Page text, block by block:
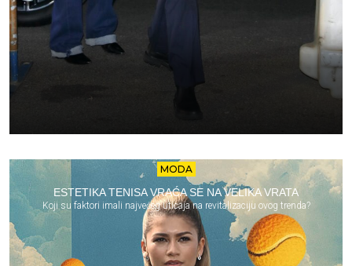
MODA
ESTETIKA TENISA VRAĆA SE NA VELIKA VRATA
Koji su faktori imali najvećeg uticaja na revitalizaciju ovog trenda?